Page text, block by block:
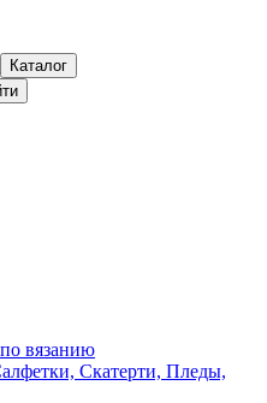
Каталог
вязанию
Скатерти, Пледы,